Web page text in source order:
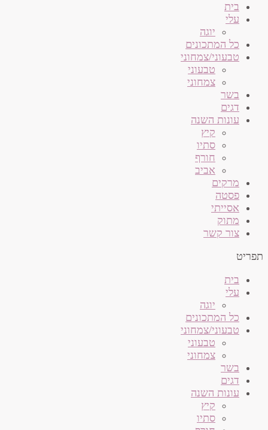
בית
עלי
יוגה
כל המתכונים
טבעוני/צמחוני
טבעוני
צמחוני
בשר
דגים
עונות השנה
קיץ
סתיו
חורף
אביב
מרקים
פסטה
אסייתי
מתוק
צור קשר
תפריט
בית
עלי
יוגה
כל המתכונים
טבעוני/צמחוני
טבעוני
צמחוני
בשר
דגים
עונות השנה
קיץ
סתיו